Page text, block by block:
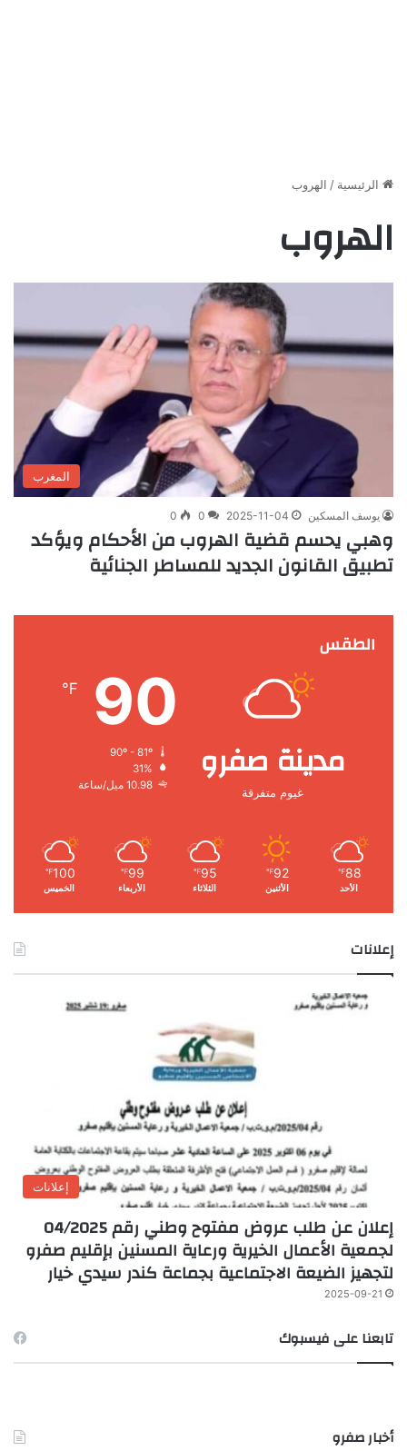
الرئيسية / الهروب
الهروب
المغرب
يوسف المسكين 2025-11-04
0
0
وهبي يحسم قضية الهروب من الأحكام ويؤكد
تطبيق القانون الجديد للمساطر الجنائية
الطقس
مدينة صفرو
غيوم متفرقة
90
℉
31%
10.98 ميل/ساعة
88
℉
الأحد
92
℉
الأثنين
95
℉
الثلاثاء
99
℉
الأربعاء
100
℉
الخميس
إعلانات
إعلانات
إعلان عن طلب عروض مفتوح وطني رقم 04/2025
لجمعية الأعمال الخيرية ورعاية المسنين بإقليم صفرو
لتجهيز الضيعة الاجتماعية بجماعة كندر سيدي خيار
2025-09-21
تابعنا على فيسبوك
أخبار صفرو